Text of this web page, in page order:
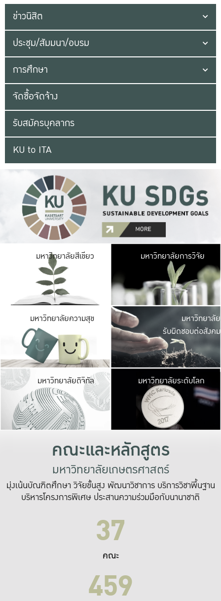
ข่าวนิสิต
ประชุม/สัมมนา/อบรม
การศึกษา
จัดซื้อจัดจ้าง
รับสมัครบุคลากร
KU to ITA
มหาวิทยาลัยสีเขียว มหาวิ
มีพื้นที่เขียวสดใส
เป็นป่าในเมือง เกษต
มหาวิทยาลัยการวิจัย
มหาวิทยาลัยความสุข มหาวิ
ค
เปิดประ
และพบเรื่องราวใ
มหาวิทยาลัย
รับผิดชอบต่อสังคม
มหาวิทยาลัยดิจิทัล มหาวิ
เปลี่ยนแปลง แล
เพื่อทำง
ระบบสารสนเทศ
มหาวิทยาลัยระดับโลก
คณะและหลักสูตร
มหาวิทยาลัยเกษตรศาสตร์
มุ่งเน้นบัณฑิตศึกษา วิจัยขั้นสูง พัฒนาวิชาการ บริการวิชาพื้นฐาน
บริหารโครงการพิเศษ ประสานความร่วมมือกับนานาชาติ
37
คณะ
459